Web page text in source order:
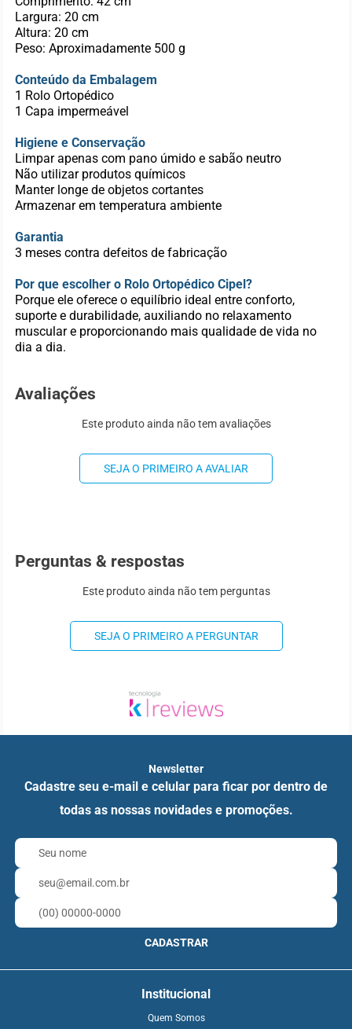
Largura: 20 cm
Altura: 20 cm
Peso: Aproximadamente 500 g
Conteúdo da Embalagem
1 Rolo Ortopédico
1 Capa impermeável
Higiene e Conservação
Limpar apenas com pano úmido e sabão neutro
Não utilizar produtos químicos
Manter longe de objetos cortantes
Armazenar em temperatura ambiente
Garantia
3 meses contra defeitos de fabricação
Por que escolher o Rolo Ortopédico Cipel?
Porque ele oferece o equilíbrio ideal entre conforto,
suporte e durabilidade, auxiliando no relaxamento
muscular e proporcionando mais qualidade de vida no
dia a dia.
Avaliações
Este produto ainda não tem avaliações
SEJA O PRIMEIRO A AVALIAR
Perguntas & respostas
Este produto ainda não tem perguntas
SEJA O PRIMEIRO A PERGUNTAR
Newsletter
Cadastre seu e-mail e celular para ficar por dentro de
todas as nossas novidades e promoções.
CADASTRAR
Institucional
Quem Somos